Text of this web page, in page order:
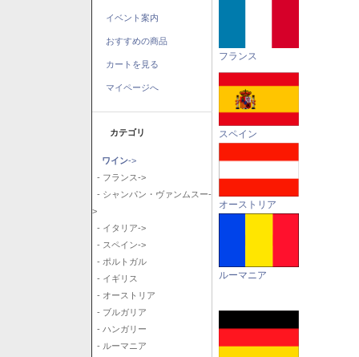
イベント案内
おすすめの商品
カートを見る
マイページへ
カテゴリ
ワイン->
- フランス->
- シャンパン・ヴァンムスー-
>
- イタリア->
- スペイン->
- ポルトガル
- イギリス
- オーストリア
- ブルガリア
- ハンガリー
- ルーマニア
フランス
スペイン
オーストリア
ルーマニア